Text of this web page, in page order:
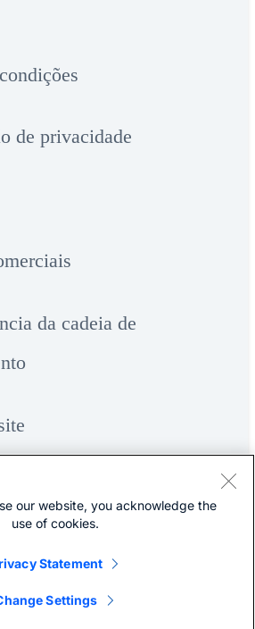
de privacidade
da cadeia de
our website, you acknowledge the
use of cookies.
Statement
Settings